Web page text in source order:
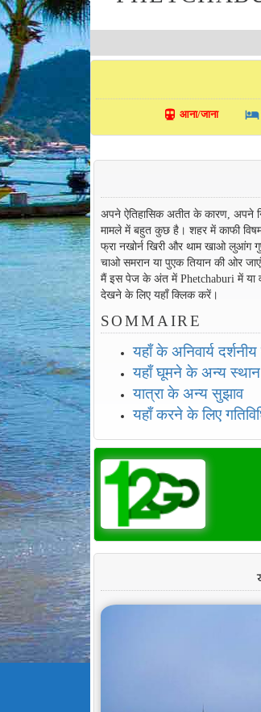
directions_transit आना/जाना local_hotel
अपने ऐतिहासिक अतीत के कारण, अपने
मामले में बहुत कुछ है। शहर में काफी
फ्रा नखोर्न खिरी और थाम खाओ लुआंग
चाओ समरान या पुएक तियान की ओर
मैं इस पेज के अंत में Phetchaburi में या
देखने के लिए यहाँ क्लिक करें।
SOMMAIRE
यहाँ के अनिवार्य
यहाँ घूमने के अन्य
यात्रा के अन्य सुझाव
यहाँ करने के लिए